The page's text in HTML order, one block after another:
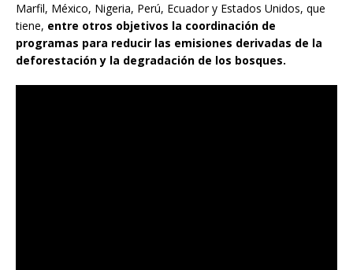
Marfil, México, Nigeria, Perú, Ecuador y Estados Unidos, que
tiene, entre otros objetivos la coordinación de
programas para reducir las emisiones derivadas de la
deforestación y la degradación de los bosques.